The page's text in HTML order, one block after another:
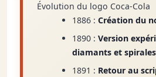
Évolution du logo Coca-Cola
1886 : Création du
1890 : Version
diamants et spirales
1891 : Retour au